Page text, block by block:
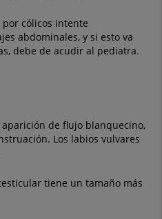
cólicos intente
abdominales, y si esto va
debe de acudir al pediatra.
aparición de flujo blanquecino,
Los labios vulvares
tiene un tamaño más